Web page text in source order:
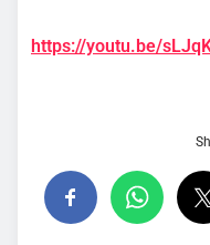
https://youtu.be/